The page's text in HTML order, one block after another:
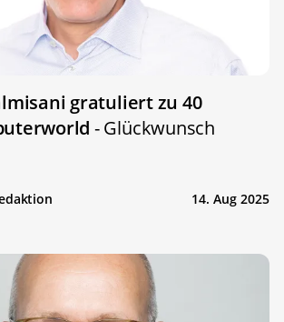
gratuliert zu 40
- Glückwunsch
14. Aug 2025